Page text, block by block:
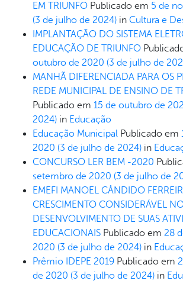
EM TRIUNFO Publicado em 5 de
(3 de julho de 2024) in Cultura e
IMPLANTAÇÃO DO SISTEMA
EDUCAÇÃO DE TRIUNFO
outubro de 2020 (3 de julho de
MANHÃ DIFERENCIADA PARA OS
REDE MUNICIPAL DE ENSINO DE
Publicado em 15 de outubro de
2024) in Educação
Educação Municipal Publicado em
2020 (3 de julho de 2024) in
CONCURSO LER BEM -2020
setembro de 2020 (3 de julho de
EMEFI MANOEL CÂNDIDO
CRESCIMENTO CONSIDERÁVEL
DESENVOLVIMENTO DE SUAS
EDUCACIONAIS Publicado em 28
2020 (3 de julho de 2024) in
Prêmio IDEPE 2019 Publicado em
de 2020 (3 de julho de 2024) in